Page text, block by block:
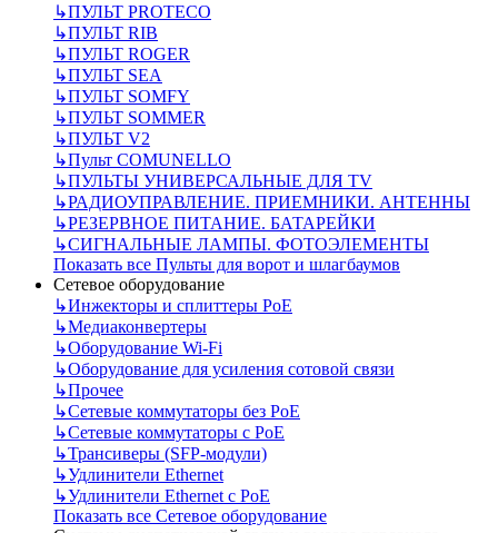
↳ПУЛЬТ PROTECO
↳ПУЛЬТ RIB
↳ПУЛЬТ ROGER
↳ПУЛЬТ SEA
↳ПУЛЬТ SOMFY
↳ПУЛЬТ SOMMER
↳ПУЛЬТ V2
↳Пульт СOMUNELLO
↳ПУЛЬТЫ УНИВЕРСАЛЬНЫЕ ДЛЯ TV
↳РАДИОУПРАВЛЕНИЕ. ПРИЕМНИКИ. АНТЕННЫ
↳РЕЗЕРВНОЕ ПИТАНИЕ. БАТАРЕЙКИ
↳СИГНАЛЬНЫЕ ЛАМПЫ. ФОТОЭЛЕМЕНТЫ
Показать все Пульты для ворот и шлагбаумов
Сетевое оборудование
↳Инжекторы и сплиттеры РоЕ
↳Медиаконвертеры
↳Оборудование Wi-Fi
↳Оборудование для усиления сотовой связи
↳Прочее
↳Сетевые коммутаторы без РоЕ
↳Сетевые коммутаторы с РоЕ
↳Трансиверы (SFP-модули)
↳Удлинители Ethernet
↳Удлинители Ethernet с PoE
Показать все Сетевое оборудование